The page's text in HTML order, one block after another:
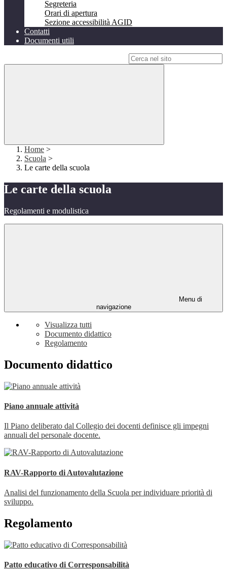
Segreteria
Orari di apertura
Sezione accessibilità AGID
Contatti
Documenti utili
Home >
Scuola >
Le carte della scuola
Le carte della scuola
Regolamenti e modulistica
Menu di
navigazione
Visualizza tutti
Documento didattico
Regolamento
Documento didattico
Piano annuale attività
Il Piano deliberato dal Collegio dei docenti definisce gli impegni
annuali del personale docente.
RAV-Rapporto di Autovalutazione
Analisi del funzionamento della Scuola per individuare priorità di
sviluppo.
Regolamento
Patto educativo di Corresponsabilità